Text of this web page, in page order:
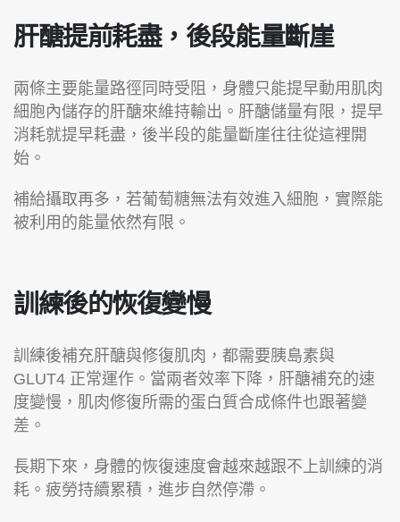
肝醣提前耗盡，後段能量斷崖
兩條主要能量路徑同時受阻，身體只能提早動用肌肉
細胞內儲存的肝醣來維持輸出。肝醣儲量有限，提早
消耗就提早耗盡，後半段的能量斷崖往往從這裡開
始。
補給攝取再多，若葡萄糖無法有效進入細胞，實際能
被利用的能量依然有限。
訓練後的恢復變慢
訓練後補充肝醣與修復肌肉，都需要胰島素與
GLUT4 正常運作。當兩者效率下降，肝醣補充的速
度變慢，肌肉修復所需的蛋白質合成條件也跟著變
差。
長期下來，身體的恢復速度會越來越跟不上訓練的消
耗。疲勞持續累積，進步自然停滯。